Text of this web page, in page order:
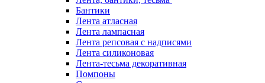
Бантики
Лента атласная
Лента лампасная
Лента репсовая с надписями
Лента силиконовая
Лента-тесьма декоративная
Помпоны